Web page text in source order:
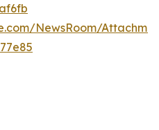
NewsRoom/